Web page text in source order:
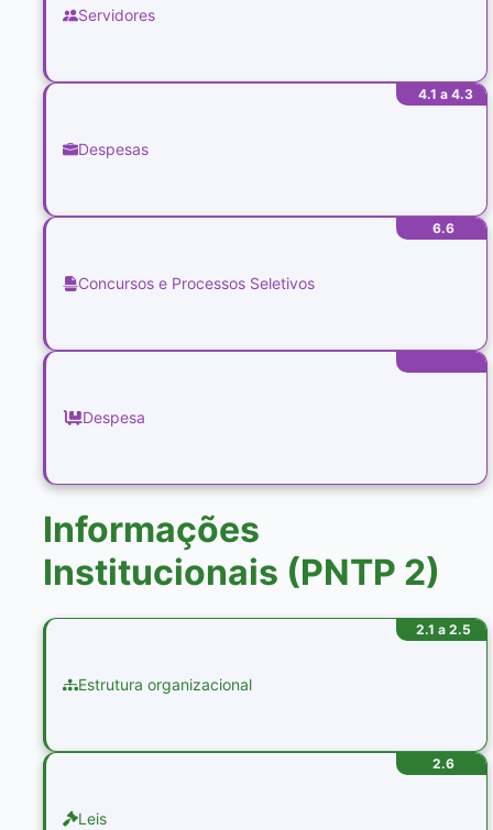
Servidores
4.1 a 4.3
Despesas
6.6
Concursos e Processos Seletivos
Despesa
Informações
Institucionais (PNTP 2)
2.1 a 2.5
Estrutura organizacional
2.6
Leis